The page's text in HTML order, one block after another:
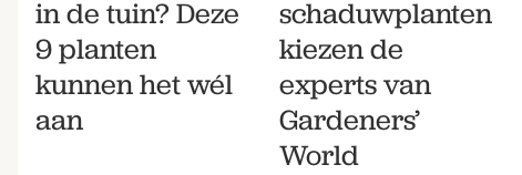
in de tuin? Deze
9 planten
kunnen het wél
aan
schaduwplanten
kiezen de
experts van
Gardeners’
World